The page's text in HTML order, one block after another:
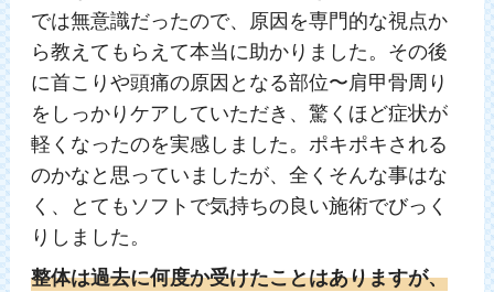
では無意識だったので、原因を専門的な視点か
ら教えてもらえて本当に助かりました。その後
に首こりや頭痛の原因となる部位〜肩甲骨周り
をしっかりケアしていただき、驚くほど症状が
軽くなったのを実感しました。ポキポキされる
のかなと思っていましたが、全くそんな事はな
く、とてもソフトで気持ちの良い施術でびっく
りしました。
整体は過去に何度か受けたことはありますが、